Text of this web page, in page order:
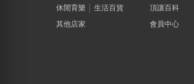
休閒育樂
生活百貨
其他店家
頂讓百科
會員中心